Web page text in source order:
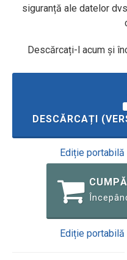
siguranță ale datelor
Descărcați-l acum și
DESCĂRCAȚI
Ediție portabilă
Ediție portabilă